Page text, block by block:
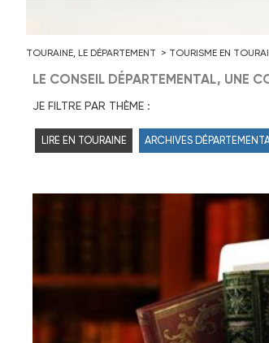
TOURAINE, LE DÉPARTEMENT TOURISME EN
LE CONSEIL DÉPARTEMENTAL, UNE
JE FILTRE PAR THÈME :
LIRE EN TOURAINE ARCHIVES